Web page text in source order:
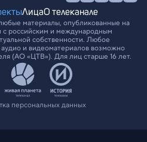
ЛицаО телеканале
материалы, опубликованные на
с российским и международным
собственности. Любое
и видеоматериалов возможно
(АО «ЦТВ»). Для лиц старше 16 лет.
персональных данных